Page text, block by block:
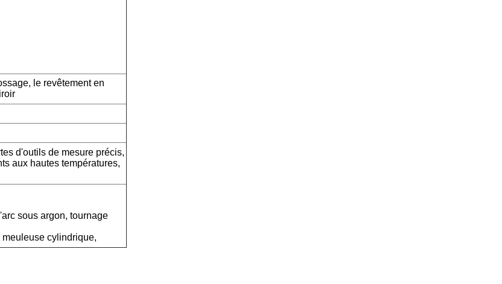
le revêtement en
d'outils de mesure précis,
aux hautes températures,
sous argon, tournage
cylindrique,